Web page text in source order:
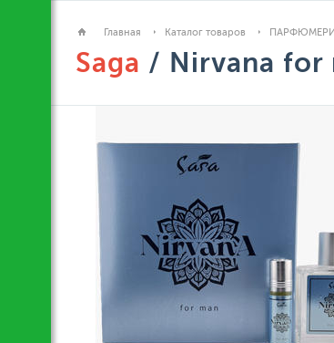
Главная Каталог товаров
Saga / Nirvana for